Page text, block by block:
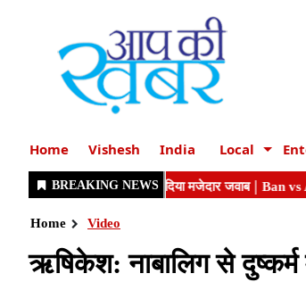
Home Vishesh India Local
Home Video
ऋषिकेश: नाबालिग से दुष्कर्म